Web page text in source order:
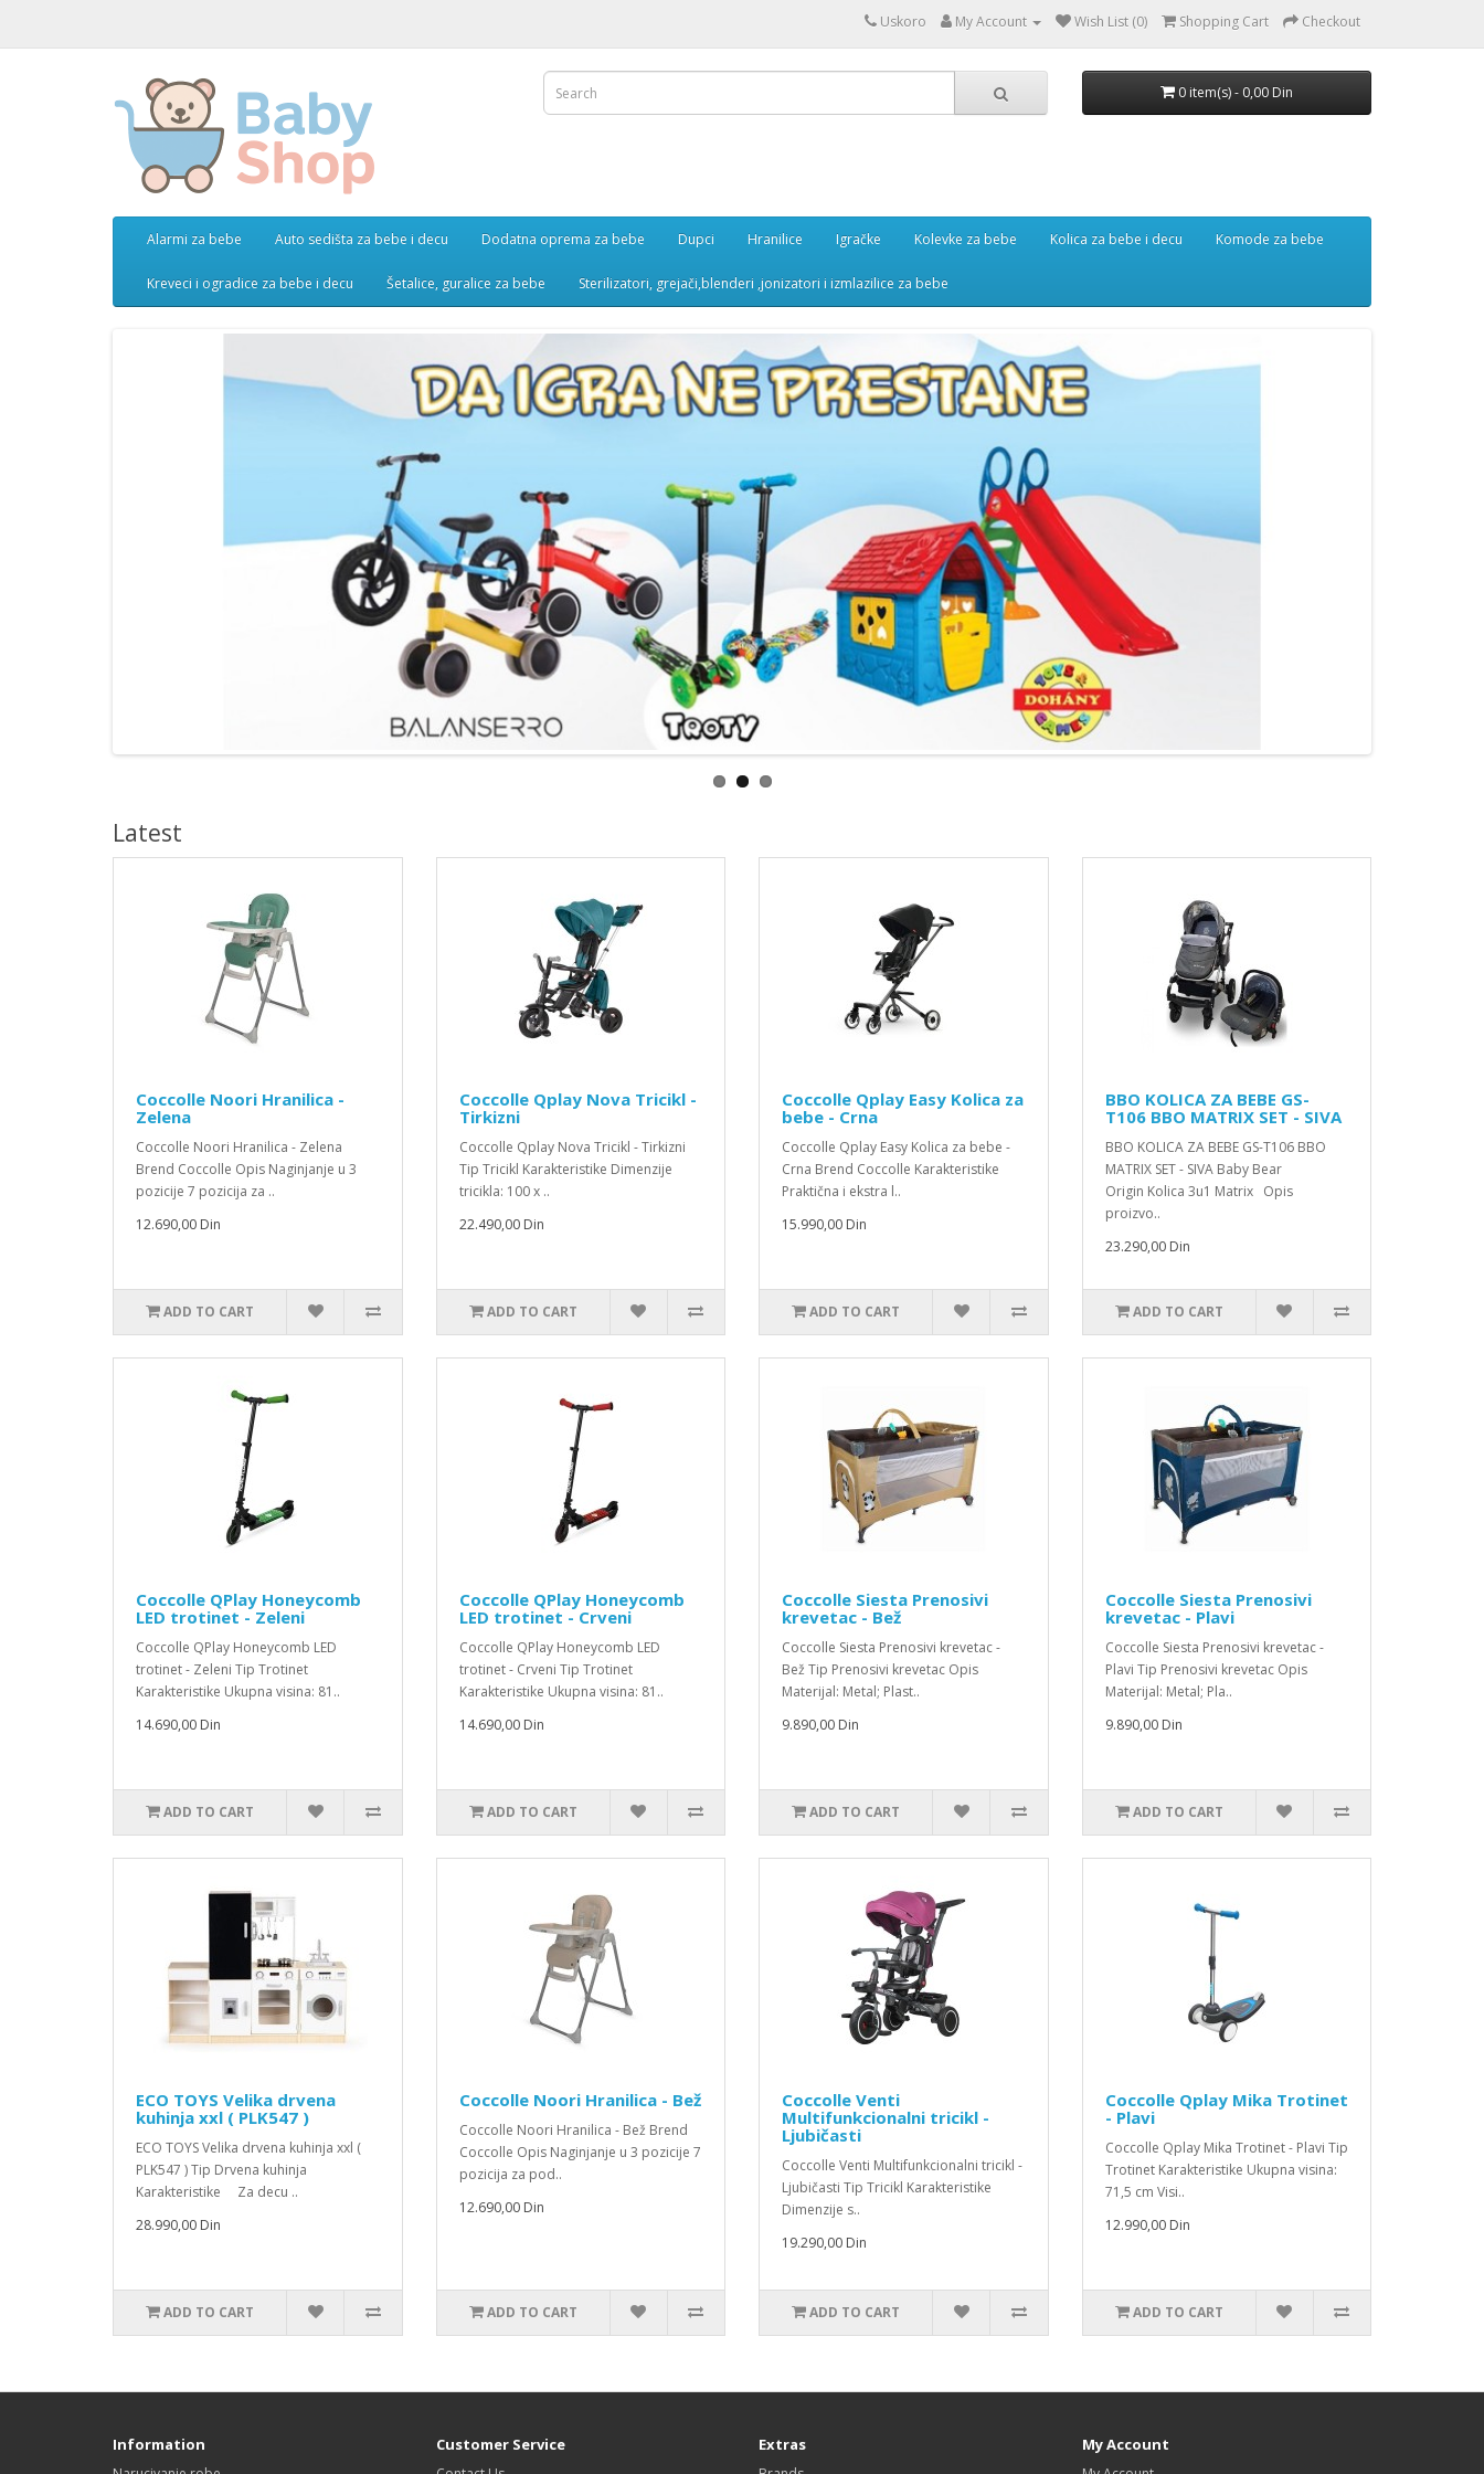
Uskoro My Account Wish List (0) Shopping Cart Checkout
0 item(s) - 0,00 Din
Alarmi za bebe Auto sedišta za bebe i decu Dodatna oprema za bebe Dupci Hranilice Igračke Kolevke za bebe Kolica za bebe i decu Komode za bebe
Kreveci i ogradice za bebe i decu Šetalice, guralice za bebe Sterilizatori, grejači,blenderi ,jonizatori i izmlazilice za bebe
Latest
Coccolle Noori Hranilica -
Zelena
Coccolle Noori Hranilica - Zelena
Brend Coccolle Opis Naginjanje u 3
pozicije 7 pozicija za ..
12.690,00 Din
ADD TO CART
Coccolle Qplay Nova Tricikl -
Tirkizni
Coccolle Qplay Nova Tricikl - Tirkizni
Tip Tricikl Karakteristike Dimenzije
tricikla: 100 x ..
22.490,00 Din
ADD TO CART
Coccolle Qplay Easy Kolica za
bebe - Crna
Coccolle Qplay Easy Kolica za bebe -
Crna Brend Coccolle Karakteristike
Praktična i ekstra l..
15.990,00 Din
ADD TO CART
BBO KOLICA ZA BEBE GS-
T106 BBO MATRIX SET - SIVA
BBO KOLICA ZA BEBE GS-T106 BBO
MATRIX SET - SIVA Baby Bear
Origin Kolica 3u1 Matrix Opis
proizvo..
23.290,00 Din
ADD TO CART
Coccolle QPlay Honeycomb
LED trotinet - Zeleni
Coccolle QPlay Honeycomb LED
trotinet - Zeleni Tip Trotinet
Karakteristike Ukupna visina: 81..
14.690,00 Din
ADD TO CART
Coccolle QPlay Honeycomb
LED trotinet - Crveni
Coccolle QPlay Honeycomb LED
trotinet - Crveni Tip Trotinet
Karakteristike Ukupna visina: 81..
14.690,00 Din
ADD TO CART
Coccolle Siesta Prenosivi
krevetac - Bež
Coccolle Siesta Prenosivi krevetac -
Bež Tip Prenosivi krevetac Opis
Materijal: Metal; Plast..
9.890,00 Din
ADD TO CART
Coccolle Siesta Prenosivi
krevetac - Plavi
Coccolle Siesta Prenosivi krevetac -
Plavi Tip Prenosivi krevetac Opis
Materijal: Metal; Pla..
9.890,00 Din
ADD TO CART
ECO TOYS Velika drvena
kuhinja xxl ( PLK547 )
ECO TOYS Velika drvena kuhinja xxl (
PLK547 ) Tip Drvena kuhinja
Karakteristike Za decu ..
28.990,00 Din
ADD TO CART
Coccolle Noori Hranilica - Bež
Coccolle Noori Hranilica - Bež Brend
Coccolle Opis Naginjanje u 3 pozicije 7
pozicija za pod..
12.690,00 Din
ADD TO CART
Coccolle Venti
Multifunkcionalni tricikl -
Ljubičasti
Coccolle Venti Multifunkcionalni tricikl -
Ljubičasti Tip Tricikl Karakteristike
Dimenzije s..
19.290,00 Din
ADD TO CART
Coccolle Qplay Mika Trotinet
- Plavi
Coccolle Qplay Mika Trotinet - Plavi Tip
Trotinet Karakteristike Ukupna visina:
71,5 cm Visi..
12.990,00 Din
ADD TO CART
Information Customer Service Extras My Account